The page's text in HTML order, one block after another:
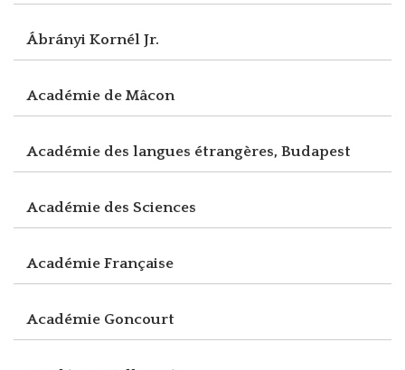
Ábrányi Kornél Jr.
Académie de Mâcon
Académie des langues étrangères, Budapest
Académie des Sciences
Académie Française
Académie Goncourt